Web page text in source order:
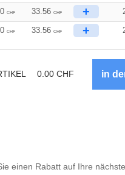
CHF 33.56 CHF +
CHF 33.56 CHF +
0.00 CHF
einen Rabatt auf Ihre